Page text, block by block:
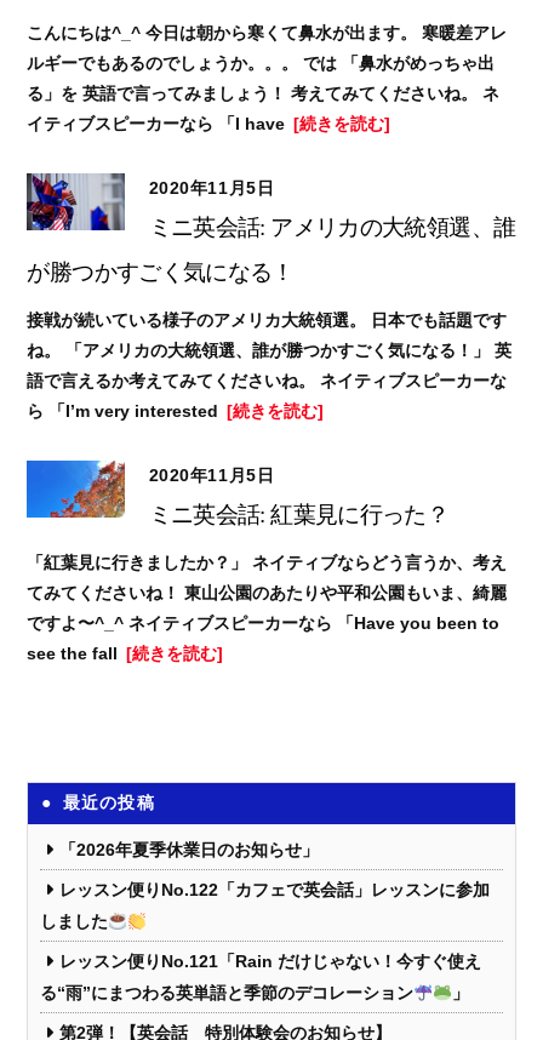
こんにちは^_^ 今日は朝から寒くて鼻水が出ます。 寒暖差アレ
ルギーでもあるのでしょうか。。。 では 「鼻水がめっちゃ出
る」を 英語で言ってみましょう！ 考えてみてくださいね。 ネ
イティブスピーカーなら 「I have [続きを読む]
2020年11月5日
ミニ英会話: アメリカの大統領選、誰
が勝つかすごく気になる！
接戦が続いている様子のアメリカ大統領選。 日本でも話題です
ね。 「アメリカの大統領選、誰が勝つかすごく気になる！」 英
語で言えるか考えてみてくださいね。 ネイティブスピーカーな
ら 「I’m very interested [続きを読む]
2020年11月5日
ミニ英会話: 紅葉見に行った？
「紅葉見に行きましたか？」 ネイティブならどう言うか、考え
てみてくださいね！ 東山公園のあたりや平和公園もいま、綺麗
ですよ〜^_^ ネイティブスピーカーなら 「Have you been to
see the fall [続きを読む]
最近の投稿
「2026年夏季休業日のお知らせ」
レッスン便りNo.122「カフェで英会話」レッスンに参加
しました
レッスン便りNo.121「Rain だけじゃない！今すぐ使え
る“雨”にまつわる英単語と季節のデコレーション
」
第2弾！【英会話 特別体験会のお知らせ】